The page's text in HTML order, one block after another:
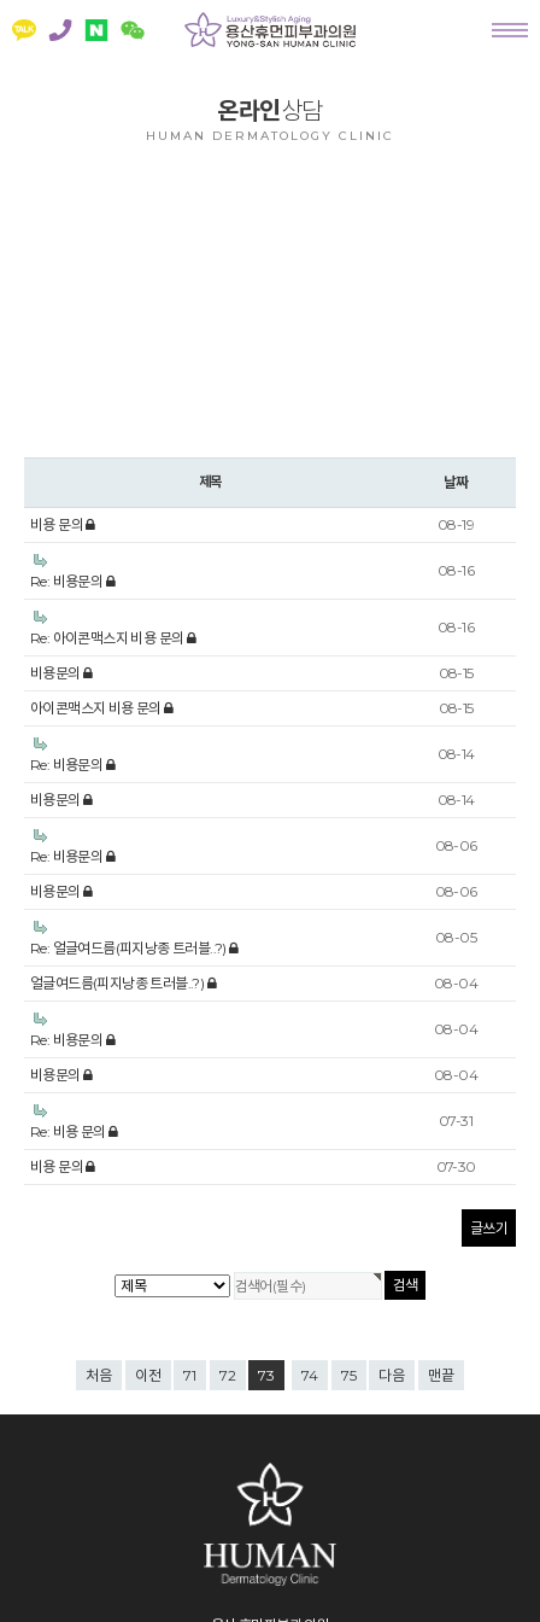
온라인상담
HUMAN DERMATOLOGY CLINIC
제목 날짜
비용 문의 08-19
Re: 비용문의
08-16
Re: 아이콘맥스지 비용 문의
08-16
비용문의
08-15
아이콘맥스지 비용 문의
08-15
Re: 비용문의
08-14
비용문의 08-14
Re: 비용문의
08-06
비용문의 08-06
Re: 얼글여드름(피지낭종 트러블..?)
08-05
얼글여드름(피지낭종 트러블..?) 08-04
Re: 비용문의
08-04
비용문의 08-04
Re: 비용 문의
07-31
비용 문의 07-30
글쓰기
처음 이전 71 72 73 74 75 다음 맨끝